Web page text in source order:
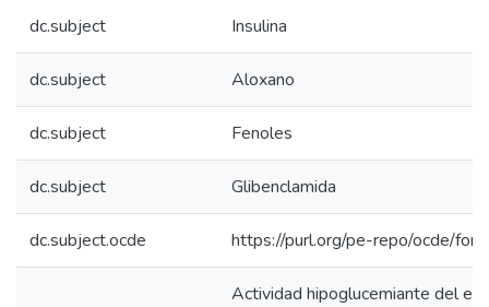
dc.subject Insulina
dc.subject Aloxano
dc.subject Fenoles
dc.subject Glibenclamida
dc.subject.ocde https://purl.org/pe-repo/ocde/
Actividad hipoglucemiante del